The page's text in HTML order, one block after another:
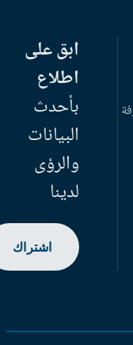
ابق على
اطلاع
بأحدث
البيانات
والرؤى
لدينا
اشتراك